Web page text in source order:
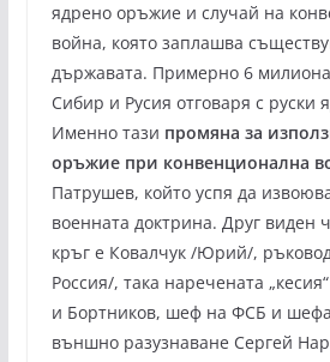
ядрено оръжие и случай на
война, която заплашва
държавата. Примерно 6
Сибир и Русия отговаря с руски
Именно тази промяна за
оръжие при конвенционална
Патрушев, който успя да
военната доктрина. Друг виден
кръг е Ковалчук /Юрий/,
Россия/, така наречената
и Бортников, шеф на ФСБ и
външно разузнаване Сергей